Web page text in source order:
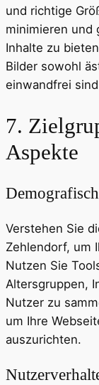
und richtige
minimieren und
Inhalte zu
Bilder sowohl
einwandfrei
7.
Aspekte
Verstehen Sie
Zehlendorf, um
Nutzen Sie
Altersgruppen,
Nutzer zu
um Ihre
auszurichten.